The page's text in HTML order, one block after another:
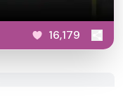
16,179